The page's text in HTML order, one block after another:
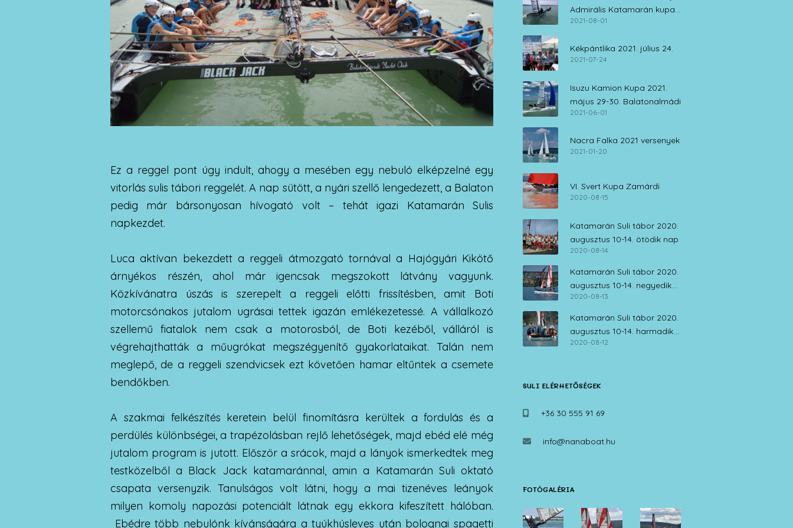
Ez a reggel pont úgy indult, ahogy a mesében egy nebuló elképzelné egy
vitorlás sulis tábori reggelét. A nap sütött, a nyári szellő lengedezett, a Balaton
pedig már bársonyosan hívogató volt – tehát igazi Katamarán Sulis
napkezdet.
Luca aktívan bekezdett a reggeli átmozgató tornával a Hajógyári Kikötő
árnyékos részén, ahol már igencsak megszokott látvány vagyunk.
Közkívánatra úszás is szerepelt a reggeli előtti frissítésben, amit Boti
motorcsónakos jutalom ugrásai tettek igazán emlékezetessé. A vállalkozó
szellemű fiatalok nem csak a motorosból, de Boti kezéből, válláról is
végrehajthatták a műugrókat megszégyenítő gyakorlataikat. Talán nem
meglepő, de a reggeli szendvicsek ezt követően hamar eltűntek a csemete
bendőkben.
A szakmai felkészítés keretein belül finomításra kerültek a fordulás és a
perdülés különbségei, a trapézolásban rejlő lehetőségek, majd ebéd elé még
jutalom program is jutott. Először a srácok, majd a lányok ismerkedtek meg
testközelből a Black Jack katamaránnal, amin a Katamarán Suli oktató
csapata versenyzik. Tanulságos volt látni, hogy a mai tizenéves leányok
milyen komoly napozási potenciált látnak egy ekkora kifeszített hálóban.
Ebédre több nebulónk kívánságára a tyúkhúsleves után bolognai spagetti
Admirális Katamarán kupa
július 30. – augusztus 1.
2021-08-01
Kékpántlika 2021. július 24.
2021-07-24
Isuzu Kamion Kupa 2021.
május 29-30. Balatonalmádi
2021-06-01
Nacra Falka 2021 versenyek
2021-01-20
VI. Svert Kupa Zamárdi
2020-08-15
Katamarán Suli tábor 2020.
augusztus 10-14. ötödik nap
2020-08-14
Katamarán Suli tábor 2020.
augusztus 10-14. negyedik
nap
2020-08-13
Katamarán Suli tábor 2020.
augusztus 10-14. harmadik
nap
2020-08-12
SULI ELÉRHETŐSÉGEK
+36 30 555 91 69
info@nanaboat.hu
FOTÓGALÉRIA